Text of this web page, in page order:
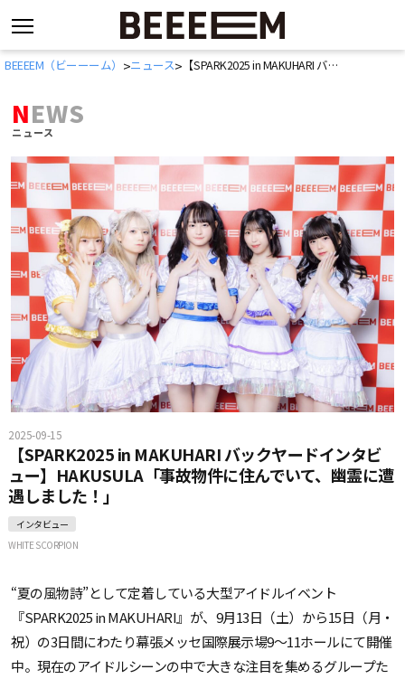
コ
へ
ス
キ
ッ
プ
BEEEEM（ビーーーム） >ニュース> 【SPARK2025 in MAKUHARI バックヤードインタビュー】HAKUSULA「事故物件に住んでいて、幽霊に遭遇しました！」
NEWS
ニュース
2025-09-15
【SPARK2025 in MAKUHARI バックヤードインタビ
ュー】HAKUSULA「事故物件に住んでいて、幽霊に遭
遇しました！」
インタビュー
WHITE SCORPION
“夏の風物詩”として定着している大型アイドルイベント
『SPARK2025 in MAKUHARI』が、9月13日（土）から15日（月・
祝）の3日間にわたり幕張メッセ国際展示場9〜11ホールにて開催
中。現在のアイドルシーンの中で大きな注目を集めるグループた